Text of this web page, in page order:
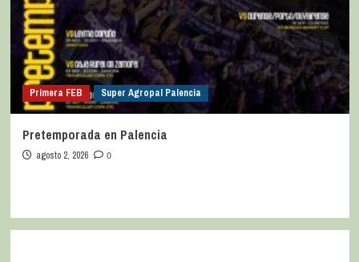
Primera FEB Super Agropal Palencia
Pretemporada en Palencia
agosto 2, 2026 0